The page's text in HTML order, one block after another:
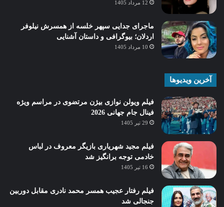
12 مرداد 1405
ماجرای جدایی سپهر خلسه از همسرش نیلوفر
اردلان؛ بیوگرافی و داستان آشنایی
10 مرداد 1405
آخرین ویدیوها
فیلم ویولن نوازی بیژن مرتضوی در مراسم ویژه
فینال جام جهانی 2026
29 تیر 1405
فیلم مجید شهریاری بازیگر معروف در لباس
خادمی توجه برانگیز شد
16 تیر 1405
فیلم رفتار عجیب همسر محمد نادری مقابل دوربین
جنجالی شد